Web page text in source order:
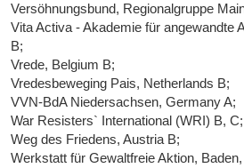
Versöhnungsbund, Regionalgruppe
Vita Activa - Akademie für angewandte
B;
Vrede, Belgium B;
Vredesbeweging Pais, Netherlands B;
VVN-BdA Niedersachsen, Germany A;
War Resisters` International (WRI) B, C;
Weg des Friedens, Austria B;
Werkstatt für Gewaltfreie Aktion,